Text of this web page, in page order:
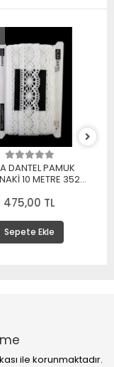
DANTEL PAMUK
10 METRE 3520
475,00 TL
Sepete Ekle
ile korunmaktadır.